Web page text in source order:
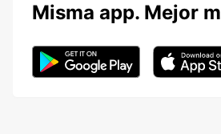
Misma app. Mejor